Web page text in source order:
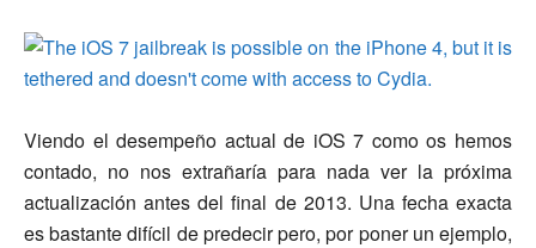
Viendo el desempeño actual de iOS 7 como os hemos
contado, no nos extrañaría para nada ver la próxima
actualización antes del final de 2013. Una fecha exacta
es bastante difícil de predecir pero, por poner un ejemplo,